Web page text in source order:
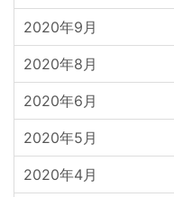
2020年9月
2020年8月
2020年6月
2020年5月
2020年4月